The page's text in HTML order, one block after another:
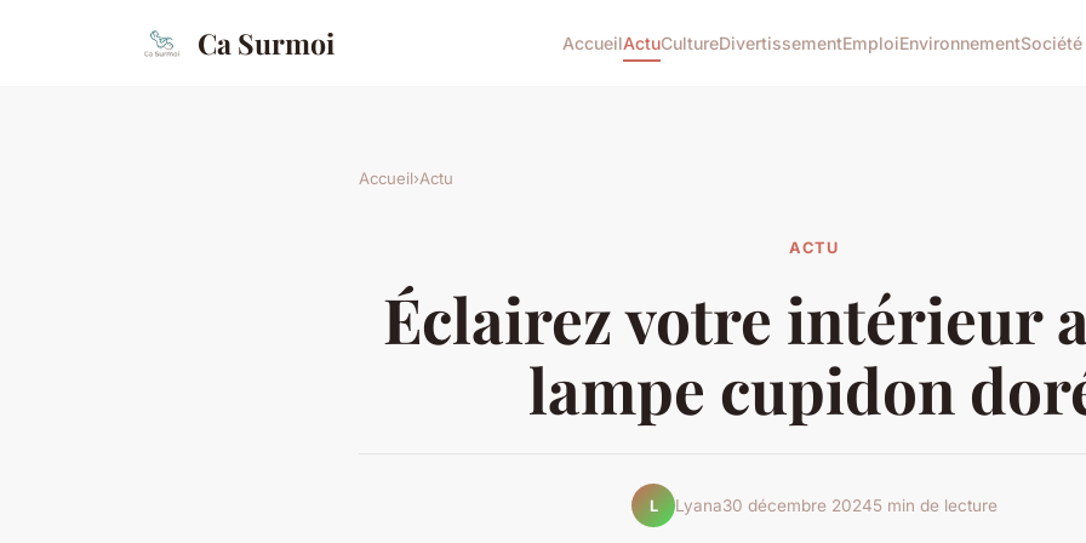
Ca Surmoi AccueilActuCultureDivertissementEmploiEnvironnementSociété
Accueil›Actu
ACTU
Éclairez votre intérieur
lampe cupidon
L Lyana30 décembre 20245 min de lecture